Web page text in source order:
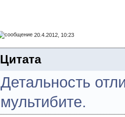
20.4.2012, 10:23
Цитата
Детальность
мультибите.